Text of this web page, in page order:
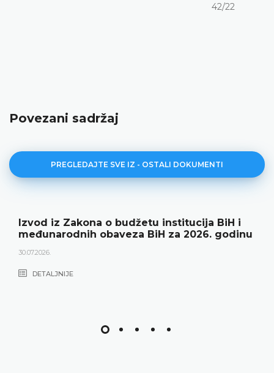
42/22
Povezani sadržaj
PREGLEDAJTE SVE IZ - OSTALI DOKUMENTI
Izvod iz Zakona o budžetu institucija BiH i
međunarodnih obaveza BiH za 2026. godinu
30.07.2026.
DETALJNIJE